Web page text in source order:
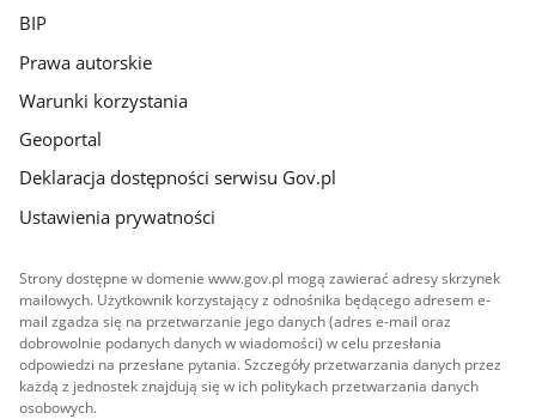
BIP
Prawa autorskie
Warunki korzystania
Geoportal
Deklaracja dostępności serwisu Gov.pl
Ustawienia prywatności
Strony dostępne w domenie www.gov.pl mogą zawierać adresy skrzynek
mailowych. Użytkownik korzystający z odnośnika będącego adresem e-
mail zgadza się na przetwarzanie jego danych (adres e-mail oraz
dobrowolnie podanych danych w wiadomości) w celu przesłania
odpowiedzi na przesłane pytania. Szczegóły przetwarzania danych przez
każdą z jednostek znajdują się w ich politykach przetwarzania danych
osobowych.